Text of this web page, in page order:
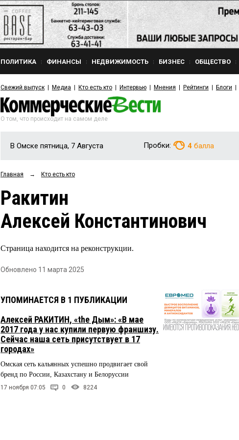
ПОЛИТИКА ФИНАНСЫ НЕДВИЖИМОСТЬ БИЗНЕС ОБЩЕСТВО
Свежий выпуск Медиа Кто есть кто Интервью Мнения Рейтинги Блоги
О том, что происходит на самом деле
В Омске пятница, 7 Августа Пробки: 4 балла
Главная → Кто есть кто
Ракитин
Алексей Константинович
Страница находится на реконструкции.
Обновлено 11 марта 2025
УПОМИНАЕТСЯ В 1 ПУБЛИКАЦИИ
Алексей РАКИТИН, «the Дым»: «В мае
2017 года у нас купили первую франшизу.
Сейчас наша сеть присутствует в 17
городах»
Омская сеть кальянных успешно продвигает свой
бренд по России, Казахстану и Белоруссии
17 ноября 07:05 0 8224